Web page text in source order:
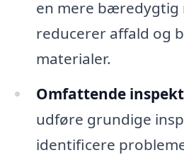
en mere bæredygtig
reducerer affald og
materialer.
Omfattende
udføre grundige
identificere